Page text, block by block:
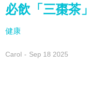
必飲「三棗茶
健康
Carol Sep 18 2025